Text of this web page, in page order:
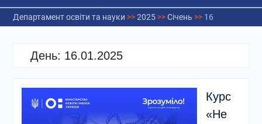
Департамент освіти та науки >>2025>>Січень >> 16
День: 16.01.2025
Курс
«Не